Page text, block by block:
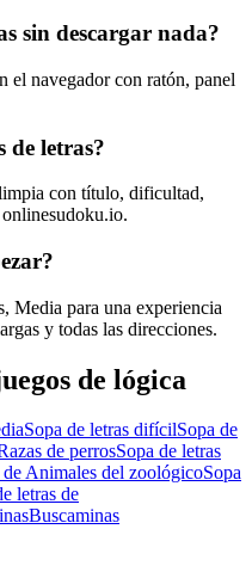
sin descargar nada?
el navegador con ratón, panel
de letras?
con título, dificultad,
Media para una experiencia
y todas las direcciones.
de lógica
Sopa de letras difícilSopa de
de perrosSopa de letras
de Animales del zoológicoSopa
letras de
Buscaminas